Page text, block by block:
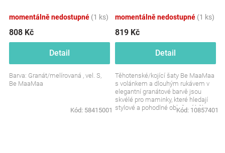
momentálně nedostupné (1 ks)
808 Kč
Detail
Barva: Granát/melírovaná , vel. S,
Be MaaMaa
Kód: 58415001
granátové
momentálně nedostupné (1 ks)
819 Kč
Detail
Těhotenské/kojící šaty Be MaaMaa
s volánkem a dlouhým rukávem v
elegantní granátové barvě jsou
skvélé pro maminky, které hledají
stylové a pohodlné oblečení během
Kód: 10857401